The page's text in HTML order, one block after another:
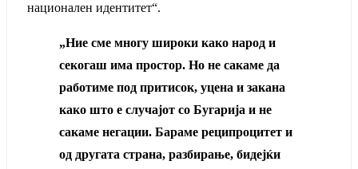
национален идентитет“.
„Ние сме многу широки како народ и
секогаш има простор. Но не сакаме да
работиме под притисок, уцена и закана
како што е случајот со Бугарија и не
сакаме негации. Бараме реципроцитет и
од другата страна, разбирање, бидејќи